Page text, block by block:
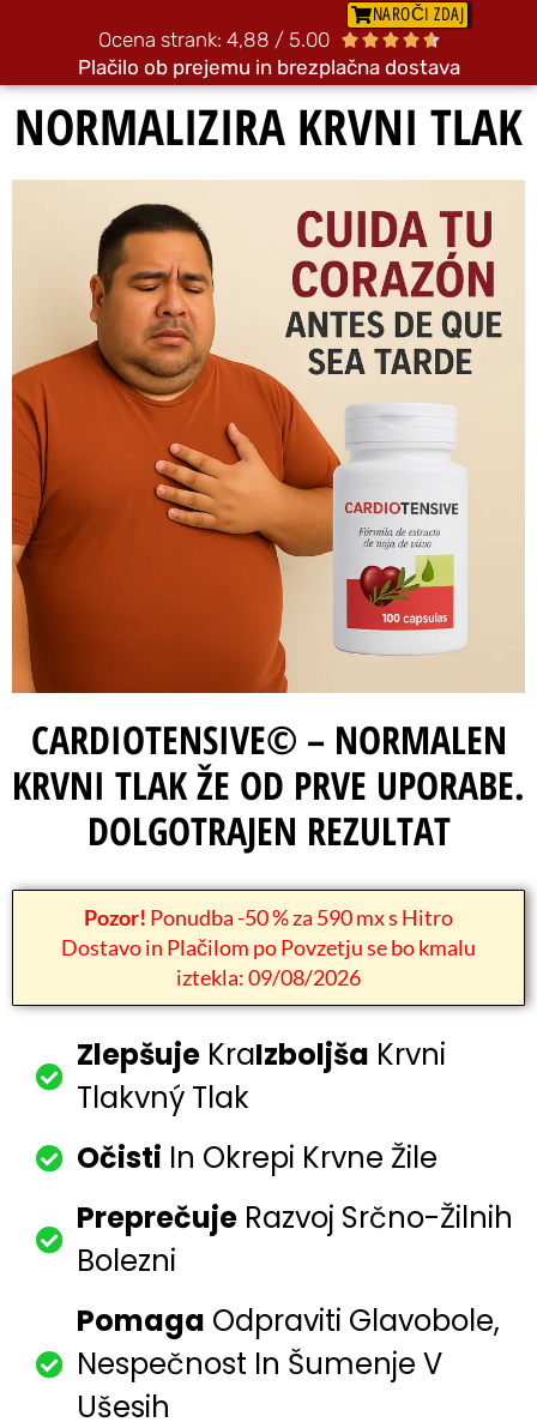
NAROČI ZDAJ
Ocena strank: 4,88 / 5.00     
Plačilo ob prejemu in brezplačna dostava
NORMALIZIRA KRVNI TLAK
CARDIOTENSIVE© – NORMALEN
KRVNI TLAK ŽE OD PRVE UPORABE.
DOLGOTRAJEN REZULTAT
Pozor! Ponudba -50 % za 590 mx s Hitro
Dostavo in Plačilom po Povzetju se bo kmalu
iztekla: 09/08/2026
ZlepšujeKraIzboljša Krvni
Tlakvný Tlak
Očisti In Okrepi Krvne Žile
PreprečujeRazvoj Srčno-Žilnih
Bolezni
Pomaga Odpraviti Glavobole,
Nespečnost In Šumenje V
Ušesih